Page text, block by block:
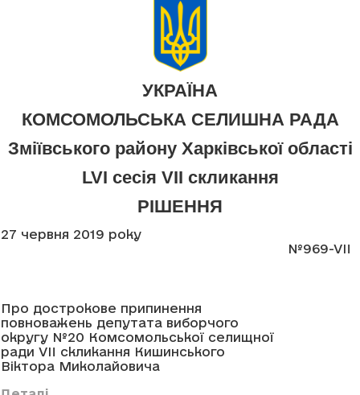
УКРАЇНА
КОМСОМОЛЬСЬКА СЕЛИШНА РАДА
Зміївського району Харківської області
LVI сесія VII скликання
РІШЕННЯ
27 червня 2019 року
№969-VII
Про дострокове припинення
повноважень депутата виборчого
округу №20 Комсомольської селищної
ради VII скликання Кишинського
Віктора Миколайовича